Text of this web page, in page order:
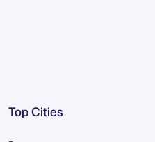
Top Cities